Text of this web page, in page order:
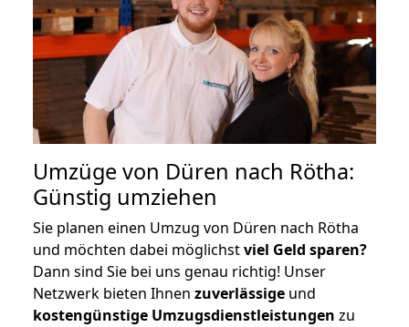
Umzüge von Düren nach Rötha:
Günstig umziehen
Sie planen einen Umzug von Düren nach Rötha
und möchten dabei möglichstviel Geld sparen?
Dann sind Sie bei uns genau richtig! Unser
Netzwerk bieten Ihnen zuverlässige und
kostengünstige Umzugsdienstleistungen zu